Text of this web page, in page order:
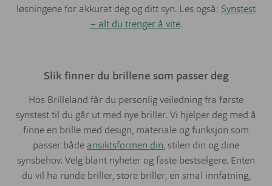
løsningene for akkurat deg og ditt syn. Les også: Synstest
– alt du trenger å vite.
Slik finner du brillene som passer deg
Hos Brilleland får du personlig veiledning fra første
synstest til du går ut med nye briller. Vi hjelper deg med å
finne en brille med design, materiale og funksjon som
passer både ansiktsformen din, stilen din og dine
synsbehov. Velg blant nyheter og faste bestselgere. Enten
du vil ha runde briller, store briller, en smal innfatning,